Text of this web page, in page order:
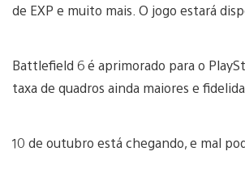
de EXP e muito mais. O jogo estará
Battlefield 6 é aprimorado para o
taxa de quadros ainda maiores e
10 de outubro está chegando, e mal